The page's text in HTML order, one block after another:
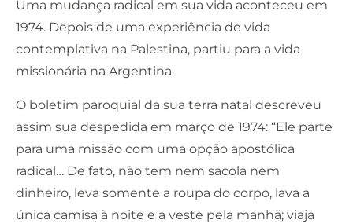
Uma mudança radical em sua vida aconteceu em
1974. Depois de uma experiência de vida
contemplativa na Palestina, partiu para a vida
missionária na Argentina.
O boletim paroquial da sua terra natal descreveu
assim sua despedida em março de 1974: “Ele parte
para uma missão com uma opção apostólica
radical… De fato, não tem nem sacola nem
dinheiro, leva somente a roupa do corpo, lava a
única camisa à noite e a veste pela manhã; viaja